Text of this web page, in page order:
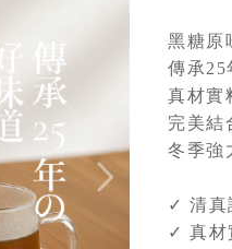
黑糖原
傳承25
真材實
完美結
冬季強
✓ 清真
✓ 真材